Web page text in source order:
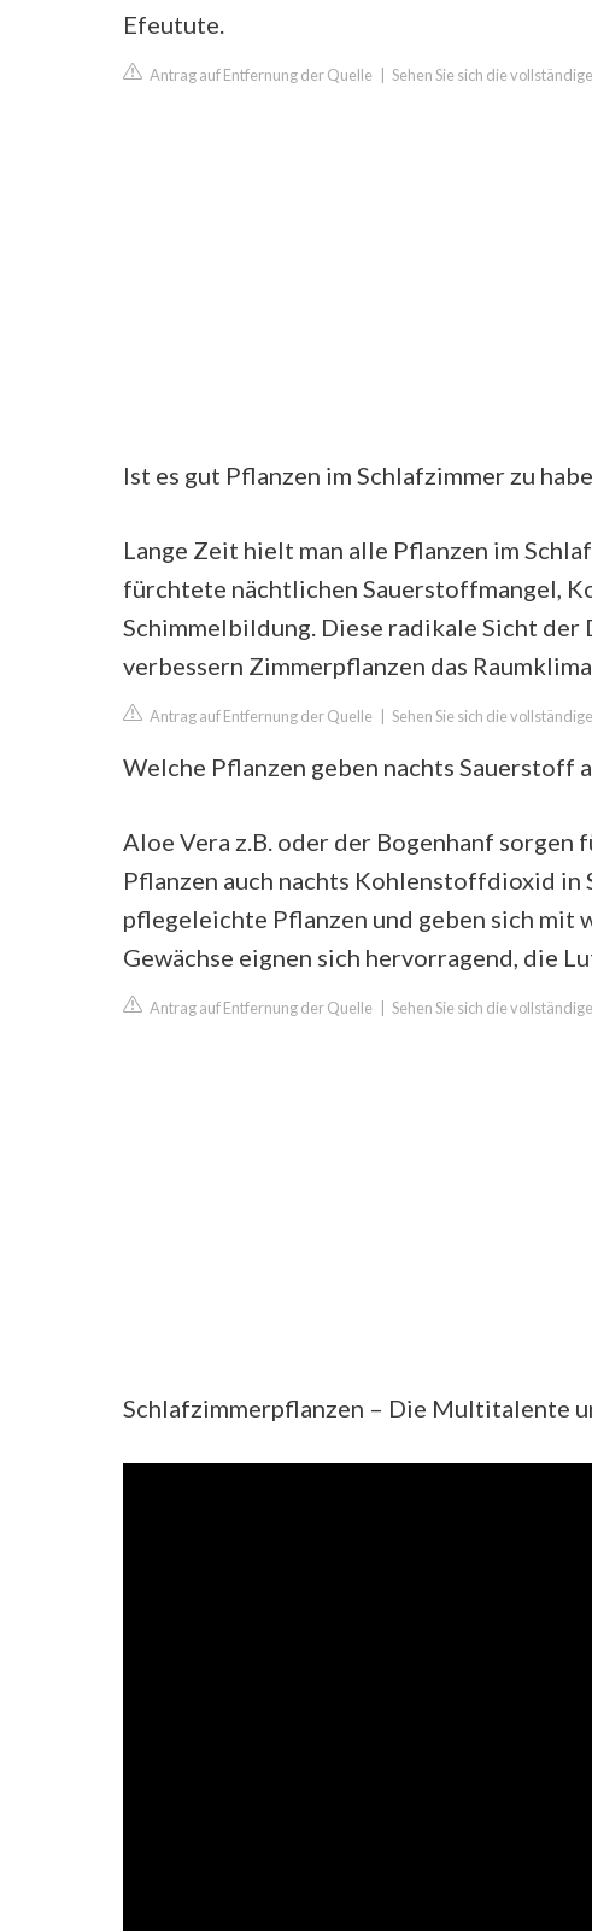
Efeutute.
Antrag auf Entfernung der Quelle Sehen Sie sich die
Ist es gut Pflanzen im Schlafzimmer zu
Lange Zeit hielt man alle Pflanzen im
fürchtete nächtlichen Sauerstoffmangel,
Schimmelbildung. Diese radikale Sicht
verbessern Zimmerpflanzen das
Antrag auf Entfernung der Quelle Sehen Sie sich die
Welche Pflanzen geben nachts Sauerstoff
Aloe Vera z.B. oder der Bogenhanf sorgen
Pflanzen auch nachts Kohlenstoffdioxid in
pflegeleichte Pflanzen und geben sich mit
Gewächse eignen sich hervorragend, die
Antrag auf Entfernung der Quelle Sehen Sie sich die
Schlafzimmerpflanzen – Die Multitalente